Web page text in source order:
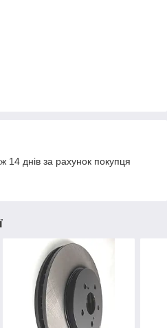
14 днів за рахунок покупця